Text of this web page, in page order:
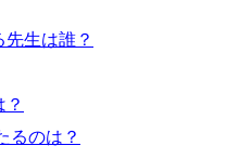
生は誰？
るのは？